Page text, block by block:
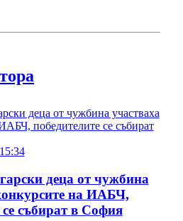
деца от чужбина
на ИАБЧ,
се събират в София